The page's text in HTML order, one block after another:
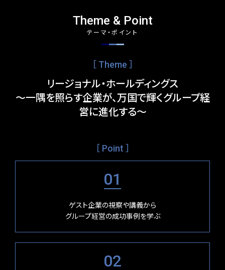
Theme & Point
テーマ・ポイント
［ Theme ］
リージョナル・ホールディングス
～一隅を照らす企業が、万国で輝くグループ経
営に進化する～
［ Point ］
01
ゲスト企業の視察や講義から
グループ経営の成功事例を学ぶ
02